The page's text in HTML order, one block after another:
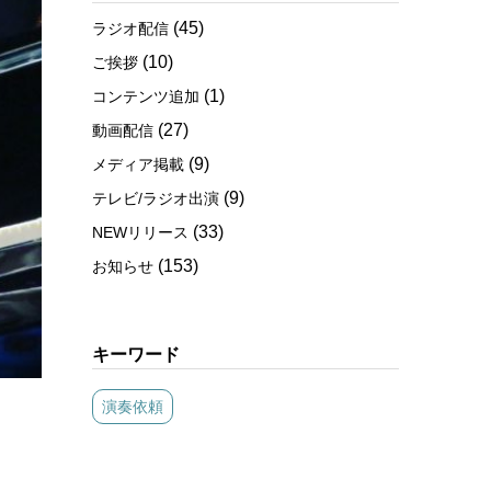
ラジオ配信 (45)
ご挨拶 (10)
コンテンツ追加 (1)
動画配信 (27)
メディア掲載 (9)
テレビ/ラジオ出演 (9)
NEWリリース (33)
お知らせ (153)
キーワード
演奏依頼